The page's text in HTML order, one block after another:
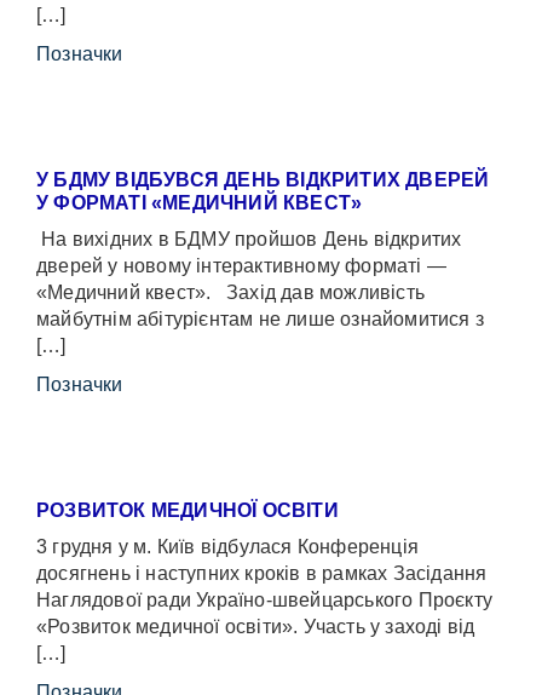
[…]
Позначки
У БДМУ ВІДБУВСЯ ДЕНЬ ВІДКРИТИХ ДВЕРЕЙ
У ФОРМАТІ «МЕДИЧНИЙ КВЕСТ»
На вихідних в БДМУ пройшов День відкритих
дверей у новому інтерактивному форматі —
«Медичний квест». Захід дав можливість
майбутнім абітурієнтам не лише ознайомитися з
[…]
Позначки
РОЗВИТОК МЕДИЧНОЇ ОСВІТИ
3 грудня у м. Київ відбулася Конференція
досягнень і наступних кроків в рамках Засідання
Наглядової ради Україно-швейцарського Проєкту
«Розвиток медичної освіти». Участь у заході від
[…]